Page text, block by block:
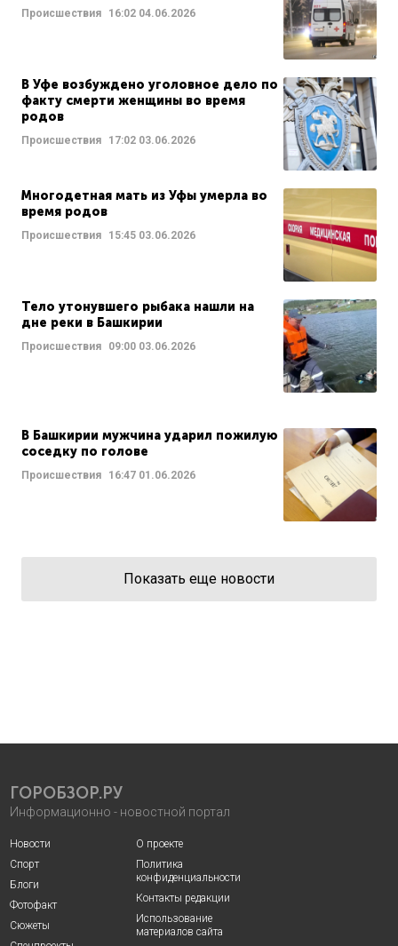
Происшествия 16:02 04.06.2026
В Уфе возбуждено уголовное дело по
факту смерти женщины во время
родов
Происшествия 17:02 03.06.2026
Многодетная мать из Уфы умерла во
время родов
Происшествия 15:45 03.06.2026
Тело утонувшего рыбака нашли на
дне реки в Башкирии
Происшествия 09:00 03.06.2026
В Башкирии мужчина ударил пожилую
соседку по голове
Происшествия 16:47 01.06.2026
Показать еще новости
ГОРОБЗОР.РУ
Информационно - новостной портал
Новости
Спорт
Блоги
Фотофакт
Сюжеты
О проекте
Политика
конфиденциальности
Контакты редакции
Использование
материалов сайта